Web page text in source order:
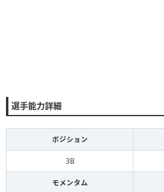
選手能力詳細
ポジション
3B
モメンタム